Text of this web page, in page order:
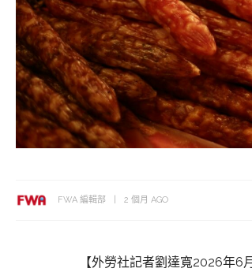
FWA 編輯部 2 個月 AGO
【外勞社記者劉達寬2026年